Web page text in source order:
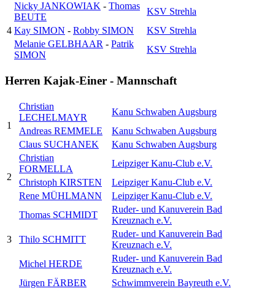
4
Nicky JANKOWIAK - Thomas
BEUTE
KSV Strehla
Kay SIMON - Robby SIMON
KSV Strehla
Melanie GELBHAAR - Patrik
SIMON
KSV Strehla
Herren Kajak-Einer - Mannschaft
1
Christian
LECHELMAYR
Kanu Schwaben Augsburg
Andreas REMMELE
Kanu Schwaben Augsburg
Claus SUCHANEK
Kanu Schwaben Augsburg
2
Christian
FORMELLA
Leipziger Kanu-Club e.V.
Christoph KIRSTEN
Leipziger Kanu-Club e.V.
Rene MÜHLMANN
Leipziger Kanu-Club e.V.
3
Thomas SCHMIDT
Ruder- und Kanuverein Bad
Kreuznach e.V.
Thilo SCHMITT
Ruder- und Kanuverein Bad
Kreuznach e.V.
Michel HERDE
Ruder- und Kanuverein Bad
Kreuznach e.V.
Jürgen FÄRBER
Schwimmverein Bayreuth e.V.